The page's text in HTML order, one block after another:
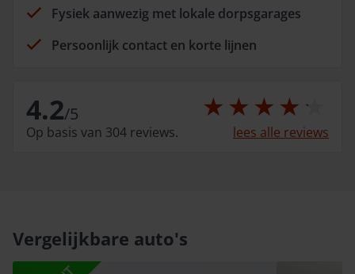
Fysiek aanwezig met lokale dorpsgarages
Persoonlijk contact en korte lijnen
4.2/5
Op basis van 304 reviews. lees alle reviews
Vergelijkbare auto's